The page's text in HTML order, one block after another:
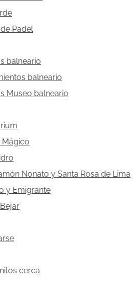
Padel
balneario
balneario
Museo balneario
Mágico
Nonato y Santa Rosa de Lima
y Emigrante
cerca